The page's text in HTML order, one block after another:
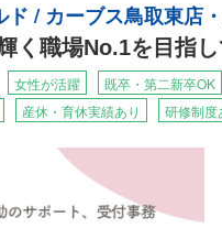
身につきます！★
ブス鳥取北店」「カーブスイ
け、地域に貢献できる人材
リスクを減らすことが出来
ド / カーブス鳥取東店
く職場No.1を目指
女性が活躍 既卒・第二新卒OK
産休・育休実績あり 研修制度